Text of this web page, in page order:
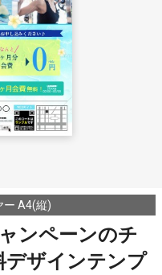
ー A4(縦)
ンペーンのチ
デザインテンプ